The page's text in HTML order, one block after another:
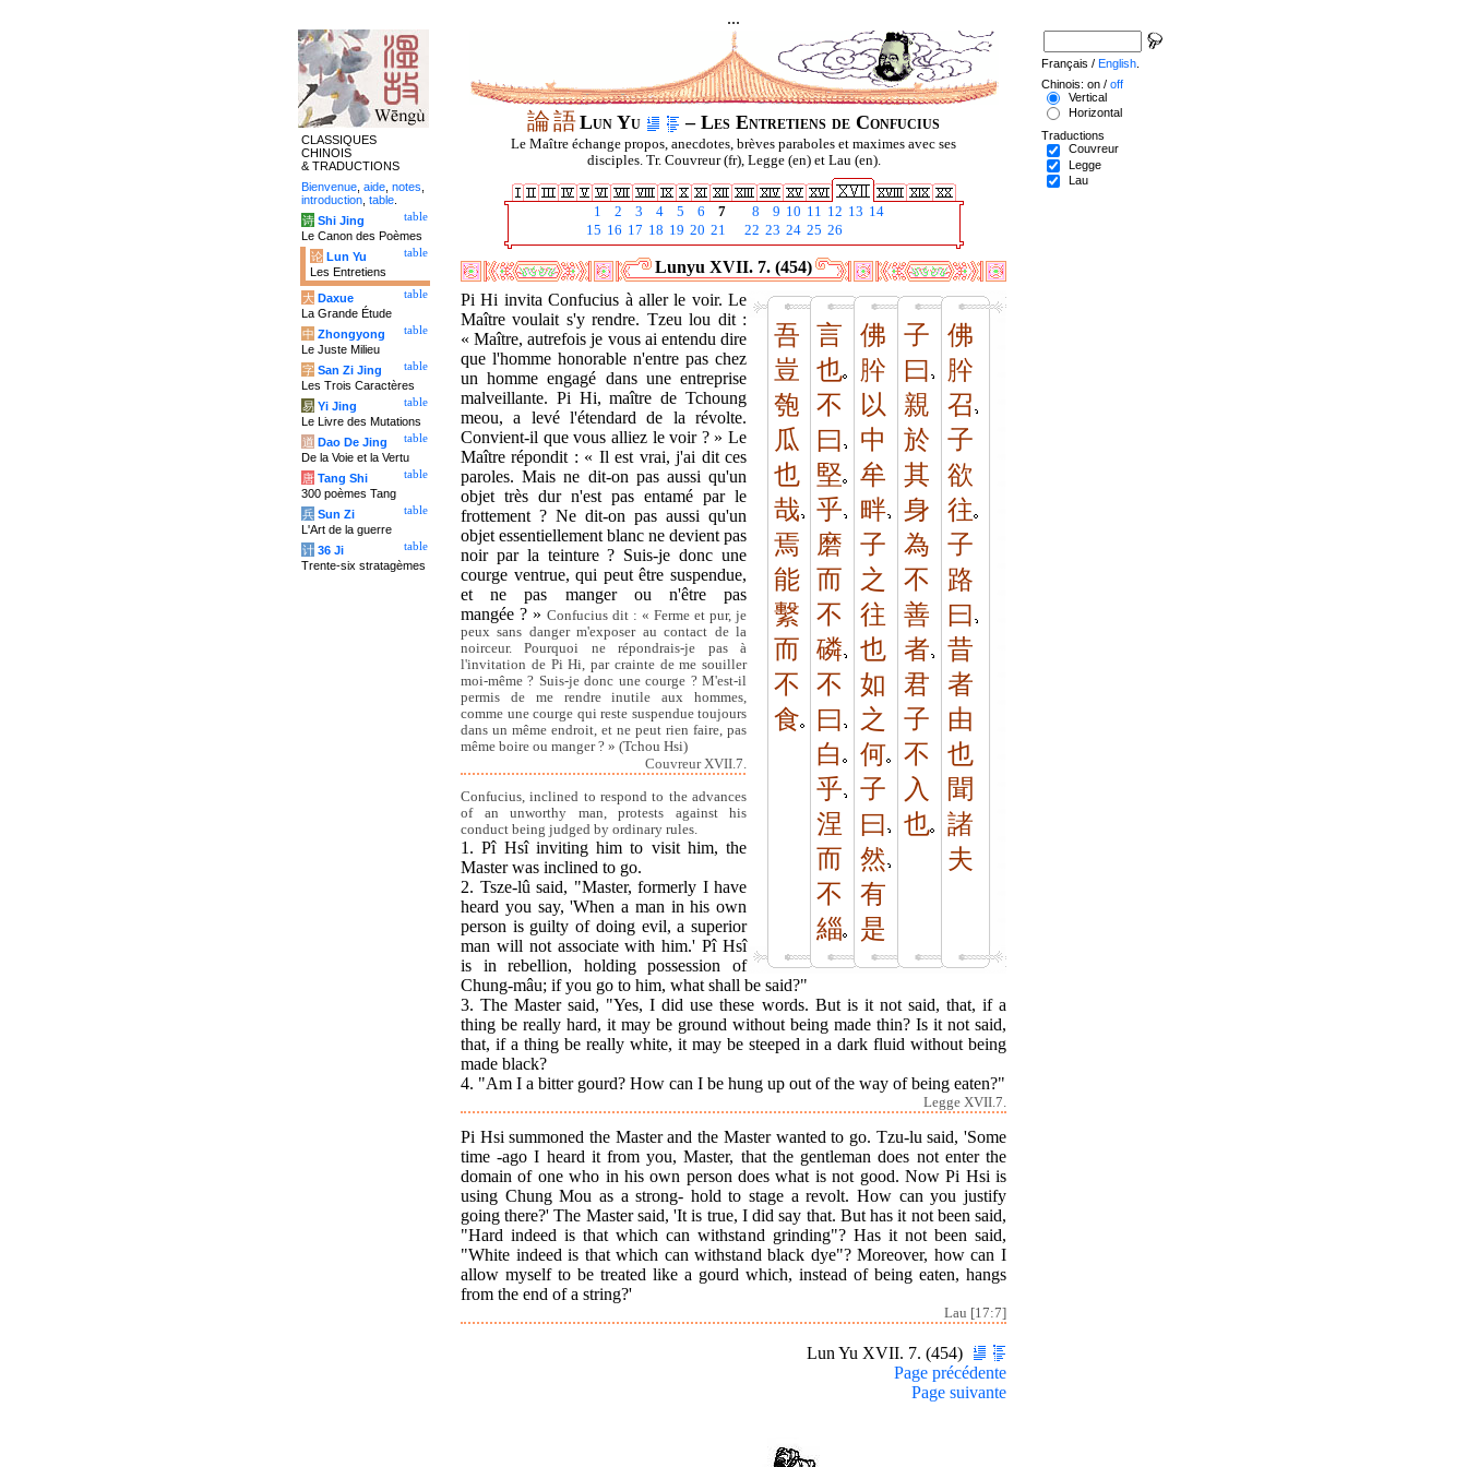
...
論語Lun Yu – Les Entretiens de Confucius
Le Maître échange propos, anecdotes, brèves paraboles et maximes avec ses
disciples. Tr. Couvreur (fr), Legge (en) et Lau (en).
1 2 3 4 5 6 7 8 9 10 11 12 13 14
15 16 17 18 19 20 21 22 23 24 25 26
Lunyu XVII. 7. (454)
吾
豈
匏
瓜
也
哉
焉
能
繫
而
不
食
言
也
不
曰
堅
乎
磨
而
不
磷
不
曰
白
乎
涅
而
不
緇
佛
肸
以
中
牟
畔
子
之
往
也
如
之
何
子
曰
然
有
是
子
曰
親
於
其
身
為
不
善
者
君
子
不
入
也
佛
肸
召
子
欲
往
子
路
曰
昔
者
由
也
聞
諸
夫
Pi Hi invita Confucius à aller le voir. Le
Maître voulait s'y rendre. Tzeu lou dit :
« Maître, autrefois je vous ai entendu dire
que l'homme honorable n'entre pas chez
un homme engagé dans une entreprise
malveillante. Pi Hi, maître de Tchoung
meou, a levé l'étendard de la révolte.
Convient-il que vous alliez le voir ? » Le
Maître répondit : « Il est vrai, j'ai dit ces
paroles. Mais ne dit-on pas aussi qu'un
objet très dur n'est pas entamé par le
frottement ? Ne dit-on pas aussi qu'un
objet essentiellement blanc ne devient pas
noir par la teinture ? Suis-je donc une
courge ventrue, qui peut être suspendue,
et ne pas manger ou n'être pas
mangée ? » Confucius dit : « Ferme et pur, je
peux sans danger m'exposer au contact de la
noirceur. Pourquoi ne répondrais-je pas à
l'invitation de Pi Hi, par crainte de me souiller
moi-même ? Suis-je donc une courge ? M'est-il
permis de me rendre inutile aux hommes,
comme une courge qui reste suspendue toujours
dans un même endroit, et ne peut rien faire, pas
même boire ou manger ? » (Tchou Hsi)
Couvreur XVII.7.
Confucius, inclined to respond to the advances
of an unworthy man, protests against his
conduct being judged by ordinary rules.
1. Pî Hsî inviting him to visit him, the
Master was inclined to go.
2. Tsze-lû said, "Master, formerly I have
heard you say, 'When a man in his own
person is guilty of doing evil, a superior
man will not associate with him.' Pî Hsî
is in rebellion, holding possession of
Chung-mâu; if you go to him, what shall be said?"
3. The Master said, "Yes, I did use these words. But is it not said, that, if a
thing be really hard, it may be ground without being made thin? Is it not said,
that, if a thing be really white, it may be steeped in a dark fluid without being
made black?
4. "Am I a bitter gourd? How can I be hung up out of the way of being eaten?"
Legge XVII.7.
Pi Hsi summoned the Master and the Master wanted to go. Tzu-lu said, 'Some
time -ago I heard it from you, Master, that the gentleman does not enter the
domain of one who in his own person does what is not good. Now Pi Hsi is
using Chung Mou as a strong- hold to stage a revolt. How can you justify
going there?' The Master said, 'It is true, I did say that. But has it not been said,
"Hard indeed is that which can withstand grinding"? Has it not been said,
"White indeed is that which can withstand black dye"? Moreover, how can I
allow myself to be treated like a gourd which, instead of being eaten, hangs
from the end of a string?'
Lau [17:7]
Lun Yu XVII. 7. (454)
Page précédente
Page suivante
CLASSIQUES
CHINOIS
& TRADUCTIONS
Bienvenue aide notes
introduction table
table
诗 Shi Jing
Le Canon des Poèmes
table
论 Lun Yu
Les Entretiens
table
大 Daxue
La Grande Étude
table
中 Zhongyong
Le Juste Milieu
table
字 San Zi Jing
Les Trois Caractères
table
易 Yi Jing
Le Livre des Mutations
table
道 Dao De Jing
De la Voie et la Vertu
table
唐 Tang Shi
300 poèmes Tang
table
兵 Sun Zi
L'Art de la guerre
table
计 36 Ji
Trente-six stratagèmes
Français / English
Chinois: on / off
Vertical
Horizontal
Traductions
Couvreur
Legge
Lau